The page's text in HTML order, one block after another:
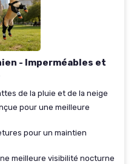
- Imperméables et
de la pluie et de la neige
pour une meilleure
pour un maintien
meilleure visibilité nocturne